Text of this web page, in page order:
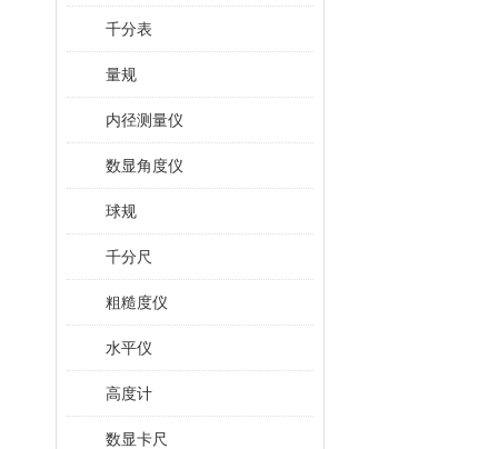
千分表
量规
内径测量仪
数显角度仪
球规
千分尺
粗糙度仪
水平仪
高度计
数显卡尺